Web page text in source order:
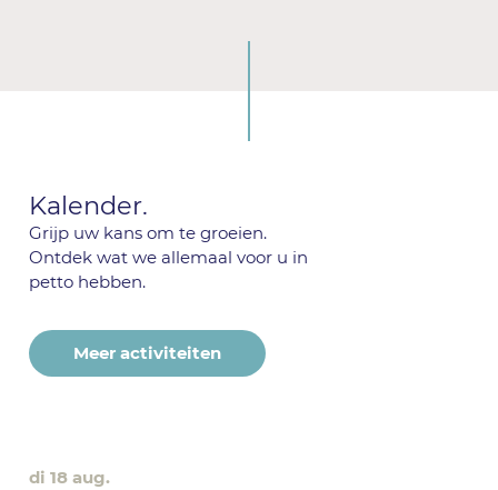
Kalender.
Grijp uw kans om te groeien.
Ontdek wat we allemaal voor u in
petto hebben.
Meer activiteiten
di 18 aug.